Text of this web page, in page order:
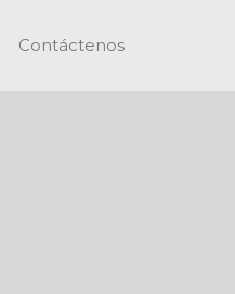
Contáctenos